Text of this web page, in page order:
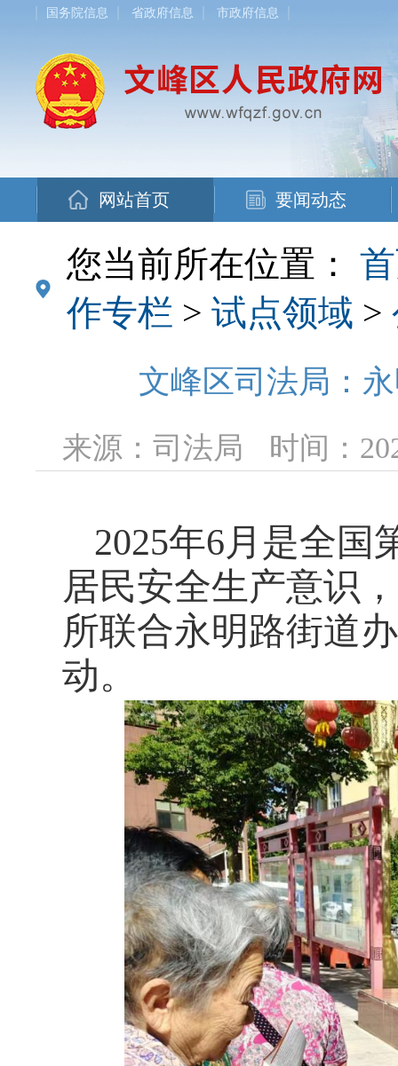
国务院信息 省政府信息 市政府信息
网站首页 要闻动态
您当前所在位置：
作专栏 > 试点领域 >
文峰区司法局：
来源：司法局 时间：
2025年6月是全国
居民安全生产意识
所联合永明路街道
动。